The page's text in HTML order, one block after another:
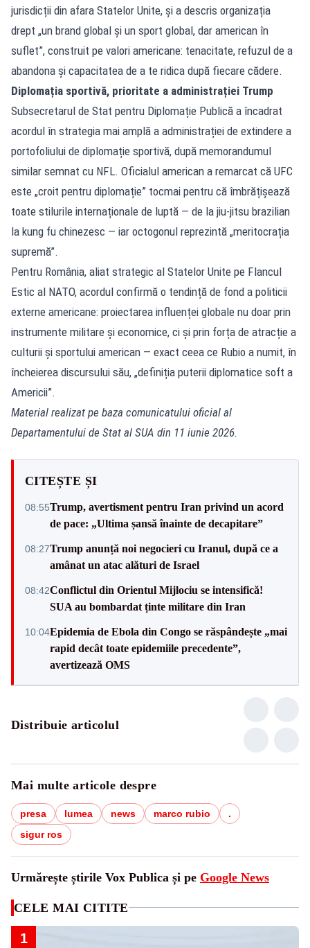
jurisdicții din afara Statelor Unite, și a descris organizația
drept „un brand global și un sport global, dar american în
suflet”, construit pe valori americane: tenacitate, refuzul de a
abandona și capacitatea de a te ridica după fiecare cădere.
Diplomația sportivă, prioritate a administrației Trump
Subsecretarul de Stat pentru Diplomație Publică a încadrat
acordul în strategia mai amplă a administrației de extindere a
portofoliului de diplomație sportivă, după memorandumul
similar semnat cu NFL. Oficialul american a remarcat că UFC
este „croit pentru diplomație” tocmai pentru că îmbrățișează
toate stilurile internaționale de luptă — de la jiu-jitsu brazilian
la kung fu chinezesc — iar octogonul reprezintă „meritocrația
supremă”.
Pentru România, aliat strategic al Statelor Unite pe Flancul
Estic al NATO, acordul confirmă o tendință de fond a politicii
externe americane: proiectarea influenței globale nu doar prin
instrumente militare și economice, ci și prin forța de atracție a
culturii și sportului american — exact ceea ce Rubio a numit, în
încheierea discursului său, „definiția puterii diplomatice soft a
Americii”.
Material realizat pe baza comunicatului oficial al
Departamentului de Stat al SUA din 11 iunie 2026.
CITEȘTE ȘI
08:55Trump, avertisment pentru Iran privind un acord
de pace: „Ultima șansă înainte de decapitare”
08:27Trump anunță noi negocieri cu Iranul, după ce a
amânat un atac alături de Israel
08:42Conflictul din Orientul Mijlociu se intensifică!
SUA au bombardat ținte militare din Iran
10:04Epidemia de Ebola din Congo se răspândește „mai
rapid decât toate epidemiile precedente”,
avertizează OMS
Distribuie articolul
Mai multe articole despre
presa lumea news marco rubio
.
sigur ros
Urmărește știrile Vox Publica și pe Google News
CELE MAI CITITE
1